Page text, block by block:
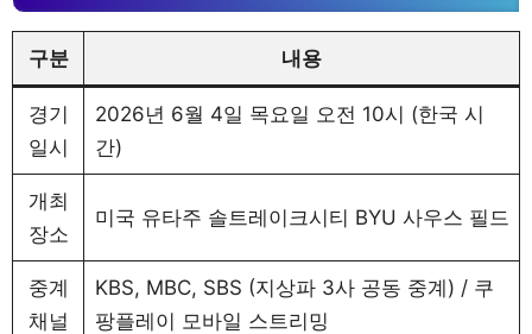
구분 내용
경기
일시
2026년 6월 4일 목요일 오전 10시 (한국 시
간)
개최
장소
미국 유타주 솔트레이크시티 BYU 사우스 필드
중계
채널
KBS, MBC, SBS (지상파 3사 공동 중계) / 쿠
팡플레이 모바일 스트리밍